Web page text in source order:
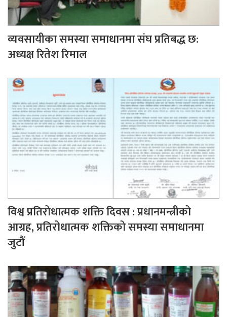
व्यवसायीका समस्या समाधानमा संघ प्रतिबद्ध छ:
अध्यक्ष रितेश रिमाल
विश्व प्रतिरोधात्मक शक्ति दिवस : प्रधानमन्त्रीको
आग्रह, प्रतिरोधात्मक शक्तिको समस्या समाधानमा
जुटौं